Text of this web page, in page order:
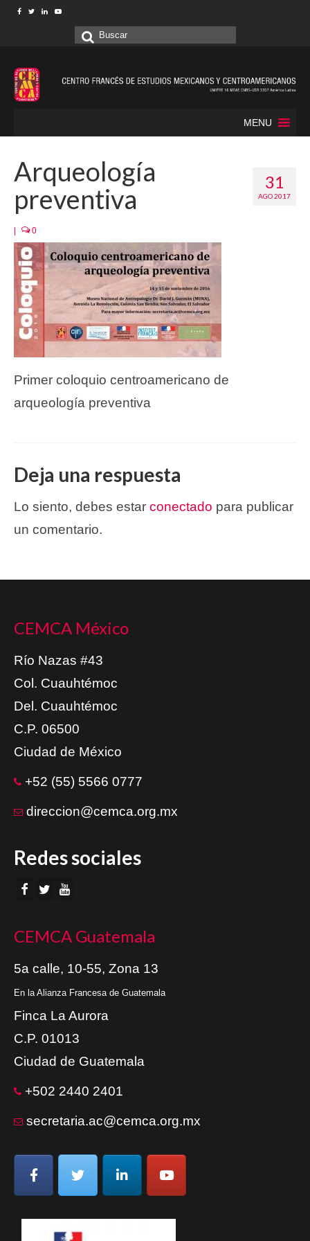
Buscar
MENU
31
AGO 2017
Arqueología
preventiva
0
Primer coloquio centroamericano de
arqueología preventiva
Deja una respuesta
Lo siento, debes estar conectado para publicar
un comentario.
CEMCA México
Río Nazas #43
Col. Cuauhtémoc
Del. Cuauhtémoc
C.P. 06500
Ciudad de México
+52 (55) 5566 0777
direccion@cemca.org.mx
Redes sociales
CEMCA Guatemala
5a calle, 10-55, Zona 13
En la Alianza Francesa de Guatemala
Finca La Aurora
C.P. 01013
Ciudad de Guatemala
+502 2440 2401
secretaria.ac@cemca.org.mx